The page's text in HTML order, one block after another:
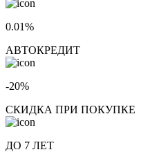
0.01%
АВТОКРЕДИТ
-20%
СКИДКА ПРИ ПОКУПКЕ
ДО 7 ЛЕТ